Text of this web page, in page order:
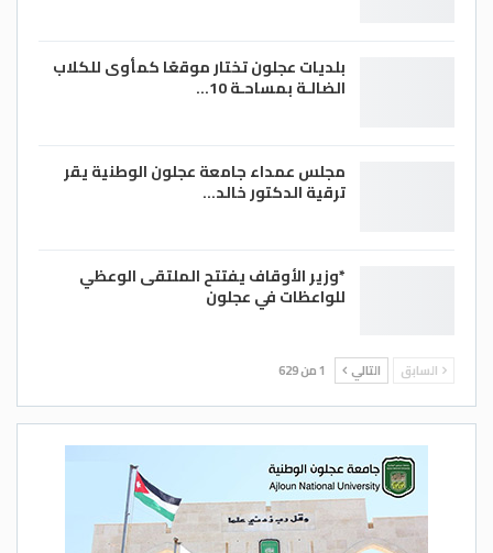
بلديات عجلون تختار موقعًا كمأوى للكلاب
الضالـة بمساحـة 10…
مجلس عمداء جامعة عجلون الوطنية يقر
ترقية الدكتور خالد…
*وزير الأوقاف يفتتح الملتقى الوعظي
للواعظات في عجلون
السابق التالي 1 من 629